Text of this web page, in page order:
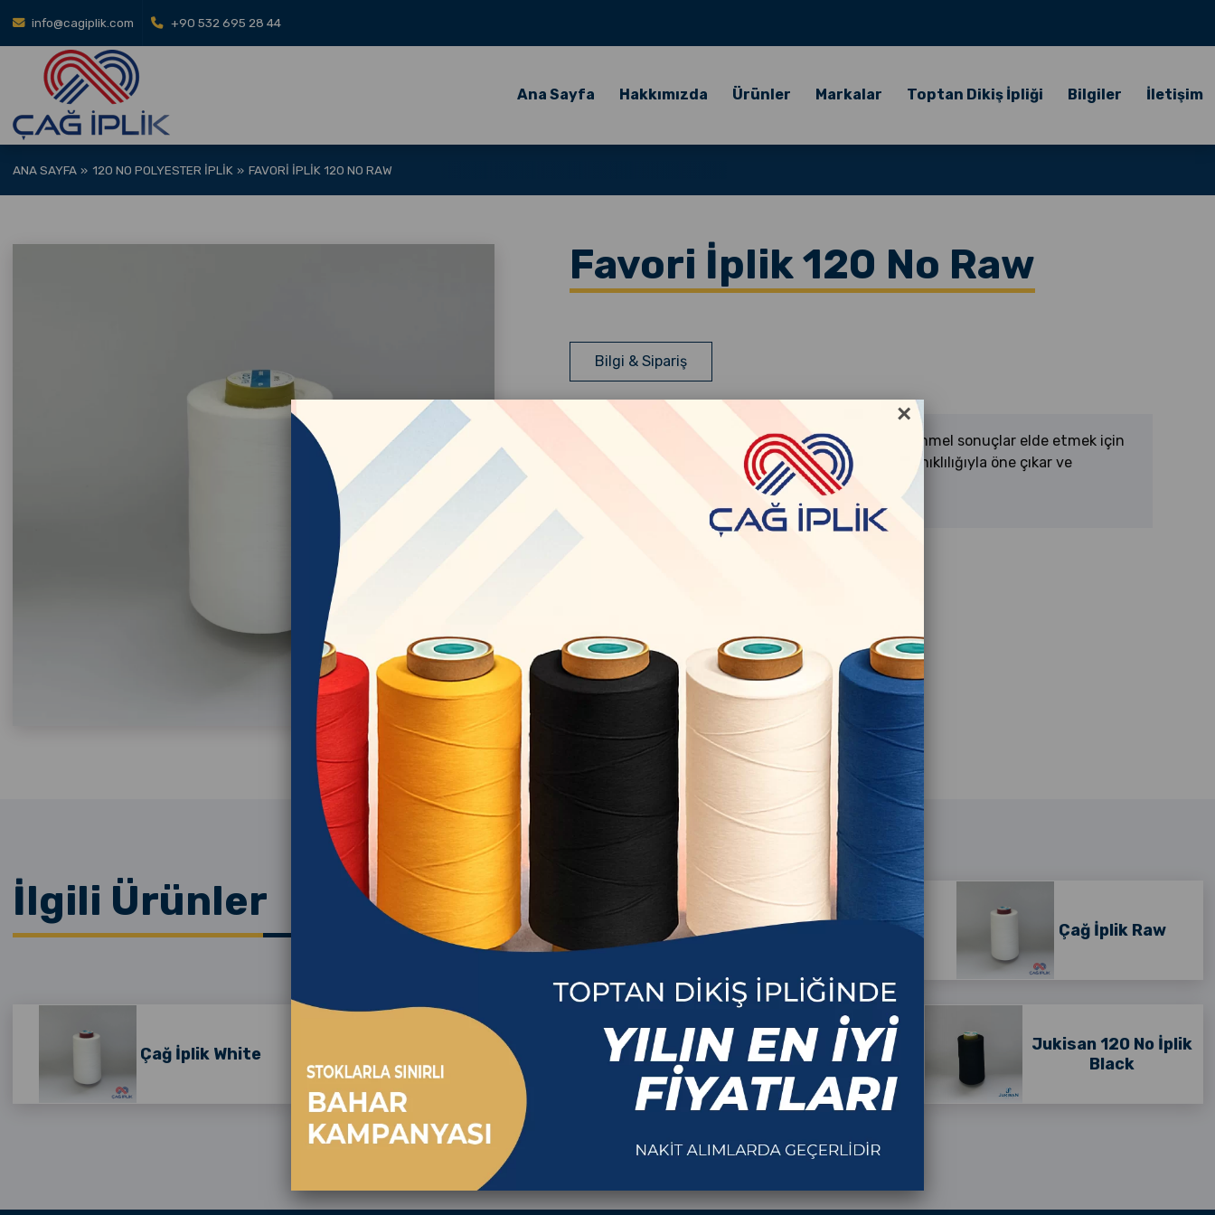
×
info@cagiplik.com +90 532 695 28 44
Ana Sayfa Hakkımızda Ürünler Markalar Toptan Dikiş İpliği Bilgiler İletişim
ANA SAYFA 120 NO POLYESTER İPLIK FAVORI İPLIK 120 NO RAW
Favori İplik 120 No Raw
Bilgi & Sipariş
Favori İplik 120 No Raw, dikiş projelerinizde mükemmel sonuçlar elde etmek için
favori bir tercihtir. Bu iplik çeşidi, kalitesi ve dayanıklılığıyla öne çıkar ve
dikişlerinizde profesyonel bir görünüm sağlar.
İlgili Ürünler
Çağ İplik Black Çağ İplik Raw
Çağ İplik White
Jukisan 120 No İplik
White
Jukisan 120 No İplik
Raw
Jukisan 120 No İplik
Black